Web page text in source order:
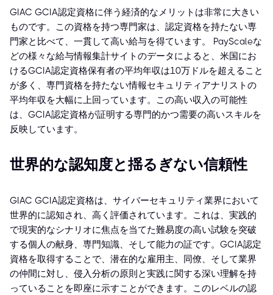
GIAC GCIA認定資格に伴う経済的なメリットは非常に大きい
ものです。この資格を持つ専門家は、認定資格を持たない専
門家と比べて、一貫して高い給与を得ています。 PayScaleな
どの様々な給与情報集計サイトのデータによると、米国にお
けるGCIA認定資格保有者の平均年収は10万ドルを超えること
が多く、専門資格を持たない情報セキュリティアナリストの
平均年収を大幅に上回っています。この高い収入の可能性
は、GCIA認定資格が証明する専門的かつ需要の高いスキルを
反映しています。
世界的な認知度と揺るぎない信頼性
GIAC GCIA認定資格は、サイバーセキュリティ業界において
世界的に認知され、高く評価されています。これは、実践的
で現実的なシナリオに焦点を当てた難易度の高い試験を突破
する個人の献身、専門知識、そして能力の証です。GCIA認定
資格を取得することで、潜在的な雇用主、同僚、そして業界
の仲間に対し、侵入分析の原則と実践に関する深い理解を持
っていることを即座に示すことができます。このレベルの認